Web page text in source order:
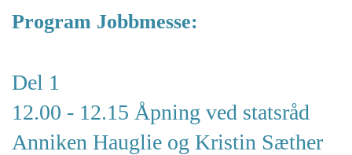
Program Jobbmesse:
Del 1
12.00 - 12.15 Åpning ved statsråd
Anniken Hauglie og Kristin Sæther